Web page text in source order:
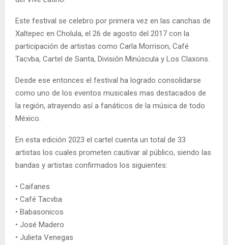
Este festival se celebro por primera vez en las canchas de
Xaltepec en Cholula, el 26 de agosto del 2017 con la
participación de artistas como Carla Morrison, Café
Tacvba, Cartel de Santa, División Minúscula y Los Claxons.
Desde ese entonces el festival ha logrado consolidarse
como uno de los eventos musicales mas destacados de
la región, atrayendo así a fanáticos de la música de todo
México.
En esta edición 2023 el cartel cuenta un total de 33
artistas los cuales prometen cautivar al público, siendo las
bandas y artistas confirmados los siguientes:
• Caifanes
• Café Tacvba
• Babasonicos
• José Madero
• Julieta Venegas